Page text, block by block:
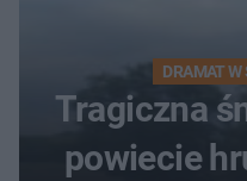
DRAMAT W
Tragiczna
powiecie